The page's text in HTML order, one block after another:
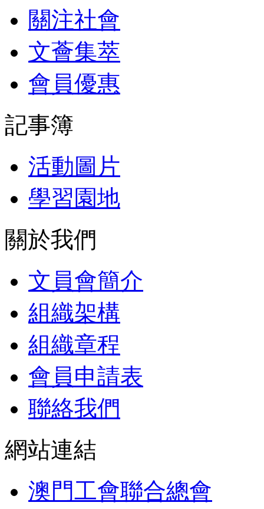
關注社會
文薈集萃
會員優惠
記事簿
活動圖片
學習園地
關於我們
文員會簡介
組織架構
組織章程
會員申請表
聯絡我們
網站連結
澳門工會聯合總會